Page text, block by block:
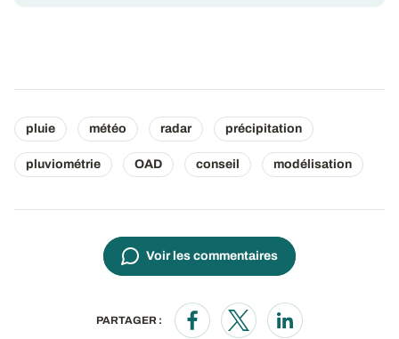
pluie météo radar précipitation
pluviométrie OAD conseil modélisation
Voir les commentaires
PARTAGER :
Opens in a new window
Opens in a new window
Opens in a new